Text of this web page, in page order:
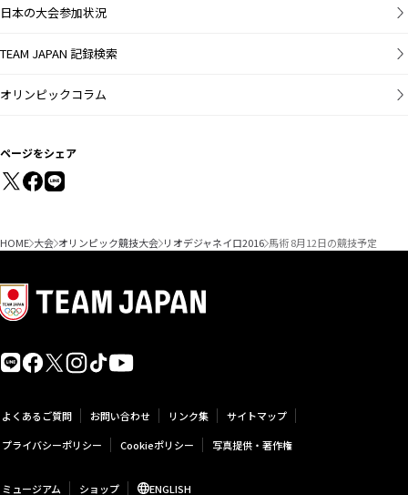
日本の大会参加状況
TEAM JAPAN 記録検索
オリンピックコラム
ページをシェア
HOME 大会 オリンピック競技大会 リオデジャネイロ2016 馬術 8月12日の競技予定
よくあるご質問 お問い合わせ リンク集
サイトマップ
プライバシーポリシー
Cookieポリシー 写真提供・著作権
ミュージアム ショップ ENGLISH